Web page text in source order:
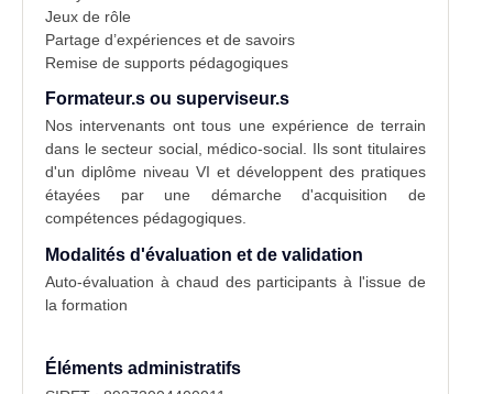
Jeux de rôle
Partage d’expériences et de savoirs
Remise de supports pédagogiques
Formateur.s ou superviseur.s
Nos intervenants ont tous une expérience de terrain
dans le secteur social, médico-social. Ils sont titulaires
d'un diplôme niveau VI et développent des pratiques
étayées par une démarche d'acquisition de
compétences pédagogiques.
Modalités d'évaluation et de validation
Auto-évaluation à chaud des participants à l'issue de
la formation
Éléments administratifs